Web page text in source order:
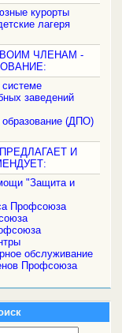
курорты
лагеря
ЧЛЕНАМ -
заведений
(ДПО)
И
"Защита и
Профсоюза
обслуживание
Профсоюза